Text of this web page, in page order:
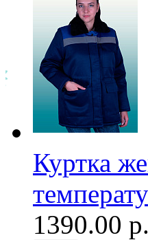
Куртка
1390.00 р.